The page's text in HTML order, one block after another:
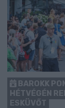
BAROKK
HÉTVÉGÉN
ESKÜVŐT